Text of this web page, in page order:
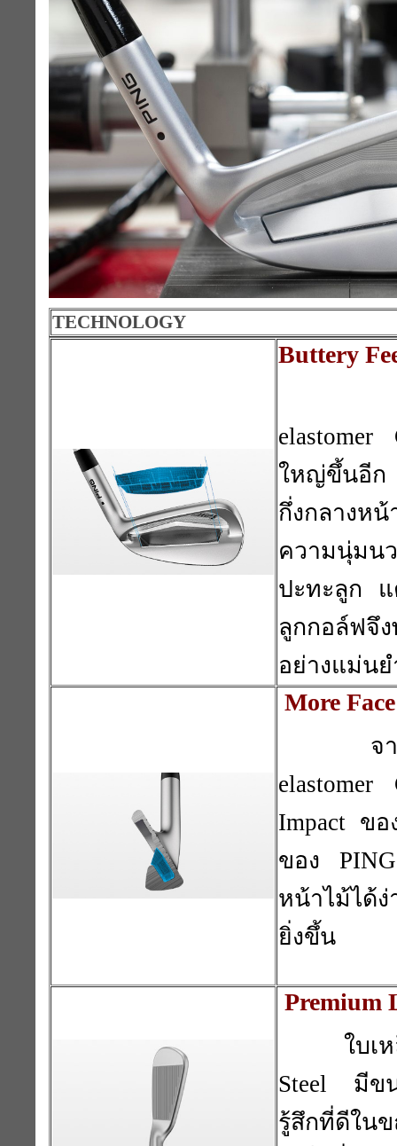
TECHNOLOGY
Buttery
ใหญ่ขึ้นอี
กึ่งกลาง
ความนุ่มน
ปะทะลูก แ
ลูกกอล์ฟจึ
อย่างแม่นย
More
จ
Impact ข
ของ
หน้าไม้ได้
ยิ่งขึ้น
Premium
ใบเ
Steel มีข
รู้สึกที่ดีใน